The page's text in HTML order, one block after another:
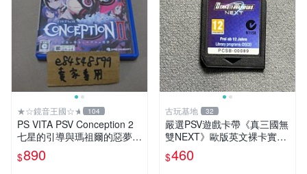
★☆鏡音王國☆★ 104
PS VITA PSV Conception 2
七星的引導與瑪祖爾的惡夢
產子救世錄2 日版日文版 純
日版 二手良品
$890
古玩基地 32
嚴選PSV遊戲卡帶《真三國無
雙NEXT》歐版英文裸卡實測
正常全新到貨 真三國無雙 PS
V 游戲卡帶 任玩無雙
$460